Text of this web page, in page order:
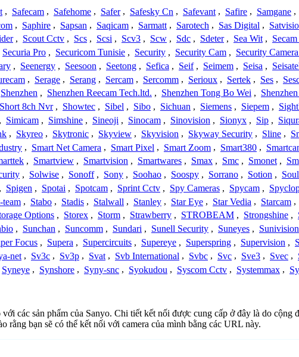
, Safecam , Safehome , Safer , Safesky Cn , Safevant , Safire , Samgane ,
, Saphire , Sapsan , Saqicam , Sarmatt , Sarotech , Sas Digital ,
, Scout Cctv , Scs , Scsi , Scv3 , Scw , Sdc , Sdeter , Sea Wit ,
Securia Pro , Securicom Tunisie , Security , Security Cam , Security
, Seenergy , Seesoon , Seetong , Sefica , Seif , Seimem , Seisa ,
, Serage , Serang , Sercam , Sercomm , Serioux , Sertek , Ses ,
Shenzhen , Shenzhen Reecam Tech.ltd. , Shenzhen Tong Bo Wei ,
Short 8ch Nvr , Showtec , Sibel , Sibo , Sichuan , Siemens , Siepem ,
, Simicam , Simshine , Sineoji , Sinocam , Sinovision , Sionyx , Sip ,
, Skyreo , Skytronic , Skyview , Skyvision , Skyway Security , Sline ,
, Smart Net Camera , Smart Pixel , Smart Zoom , Smart380 ,
, Smartview , Smartvision , Smartwares , Smax , Smc , Smonet ,
, Solwise , Sonoff , Sony , Soohao , Soospy , Sorrano , Sotion ,
, Spigen , Spotai , Spotcam , Sprint Cctv , Spy Cameras , Spycam ,
team , Stabo , Stadis , Stalwall , Stanley , Star Eye , Star Vedia , Starcam ,
Options , Storex , Storm , Strawberry , STROBEAM , Strongshine ,
, Sunchan , Suncomm , Sundari , Sunell Security , Suneyes , Sunivision
Focus , Supera , Supercircuits , Supereye , Superspring , Supervision ,
net , Sv3c , Sv3p , Svat , Svb International , Svbc , Svc , Sve3 , Svec ,
Syneye , Synshore , Syny-snc , Syokudou , Syscom Cctv , Systemmax ,
các sản phẩm của Sanyo. Chi tiết kết nối được cung cấp ở đây là do
rằng bạn sẽ có thể kết nối với camera của mình bằng các URL này.